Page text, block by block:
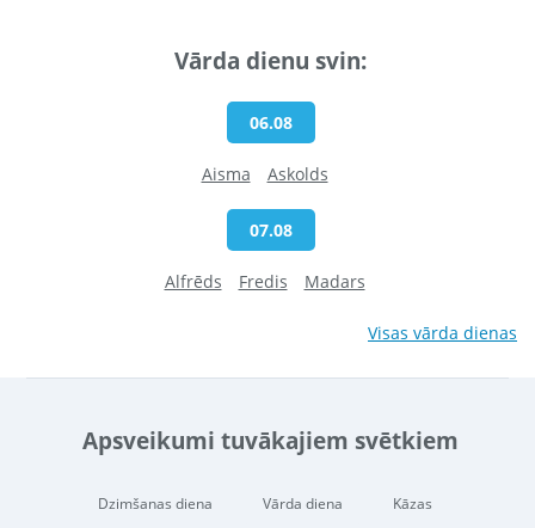
Vārda dienu svin:
06.08
Aisma Askolds
07.08
Alfrēds Fredis Madars
Visas vārda dienas
Apsveikumi tuvākajiem svētkiem
Dzimšanas diena Vārda diena Kāzas